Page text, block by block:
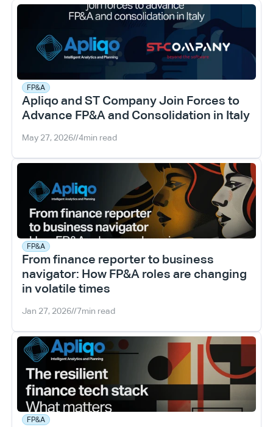
FP&A
Apliqo and ST Company Join Forces to
Advance FP&A and Consolidation in Italy
May 27, 2026//4min read
FP&A
From finance reporter to business
navigator: How FP&A roles are changing
in volatile times
Jan 27, 2026//7min read
FP&A